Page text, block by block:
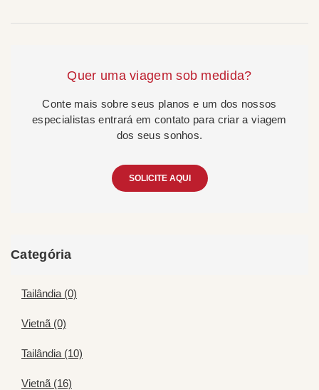
Quer uma viagem sob medida?
Conte mais sobre seus planos e um dos nossos
especialistas entrará em contato para criar a viagem
dos seus sonhos.
SOLICITE AQUI
Categória
Tailândia (0)
Vietnã (0)
Tailândia (10)
Vietnã (16)